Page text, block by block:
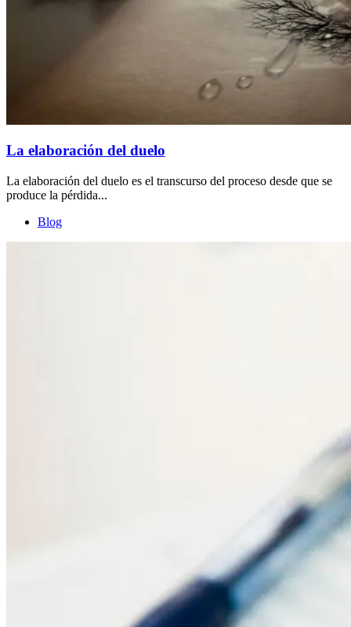
La elaboración del duelo
La elaboración del duelo es el transcurso del proceso desde que se
produce la pérdida...
Blog